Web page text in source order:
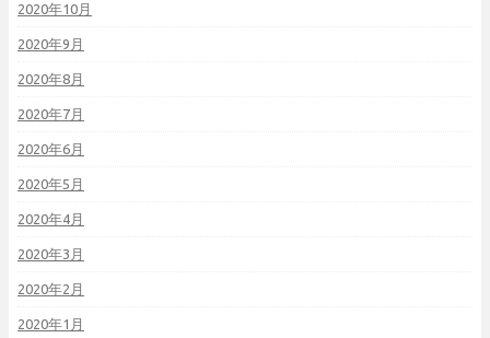
2020年10月
2020年9月
2020年8月
2020年7月
2020年6月
2020年5月
2020年4月
2020年3月
2020年2月
2020年1月